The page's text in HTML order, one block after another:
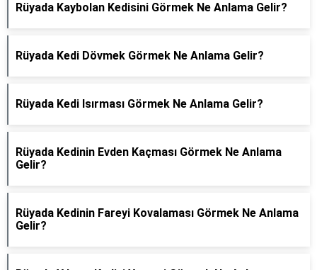
Rüyada Kaybolan Kedisini Görmek Ne Anlama Gelir?
Rüyada Kedi Dövmek Görmek Ne Anlama Gelir?
Rüyada Kedi Isırması Görmek Ne Anlama Gelir?
Rüyada Kedinin Evden Kaçması Görmek Ne Anlama
Gelir?
Rüyada Kedinin Fareyi Kovalaması Görmek Ne Anlama
Gelir?